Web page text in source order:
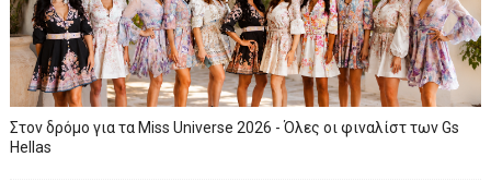
Στον δρόμο για τα Miss Universe 2026 - Όλες οι φιναλίστ των Gs
Hellas